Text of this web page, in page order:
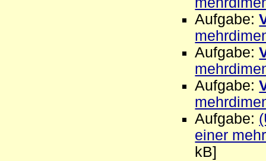
Aufgabe:
Aufgabe:
Aufgabe:
Aufgabe:
einer
kB]